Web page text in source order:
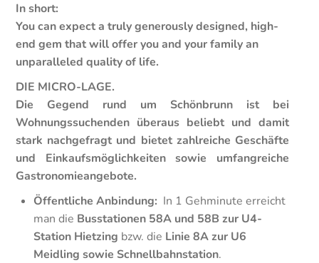
In short:
You can expect a truly generously designed, high-
end gem that will offer you and your family an
unparalleled quality of life.
DIE MICRO-LAGE.
Die Gegend rund um Schönbrunn ist bei
Wohnungssuchenden überaus beliebt und damit
stark nachgefragt und bietet zahlreiche Geschäfte
und Einkaufsmöglichkeiten sowie umfangreiche
Gastronomieangebote.
Öffentliche Anbindung: In 1 Gehminute erreicht
man die Busstationen 58A und 58B zur U4-
Station Hietzing bzw. die Linie 8A zur U6
Meidling sowie Schnellbahnstation.